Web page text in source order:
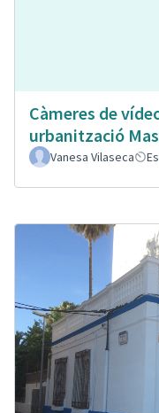
Càmeres de
urbanització
Vanesa Vilaseca